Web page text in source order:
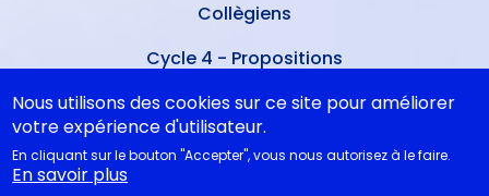
Collègiens
Cycle 4 - Propositions
Lycéens
Juste la fin du monde au Bac
Nous utilisons des cookies sur ce site pour améliorer
votre expérience d'utilisateur.
En cliquant sur le bouton "Accepter", vous nous autorisez à le faire.
En savoir plus